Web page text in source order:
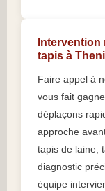
tapis à
Faire appel à
vous fait
déplaçons
approche
tapis de laine,
diagnostic
équipe